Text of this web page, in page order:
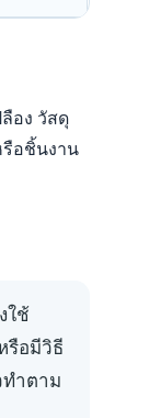
อง วัสดุ
รือชิ้นงาน
ใช้
รือมีวิธี
ทำตาม